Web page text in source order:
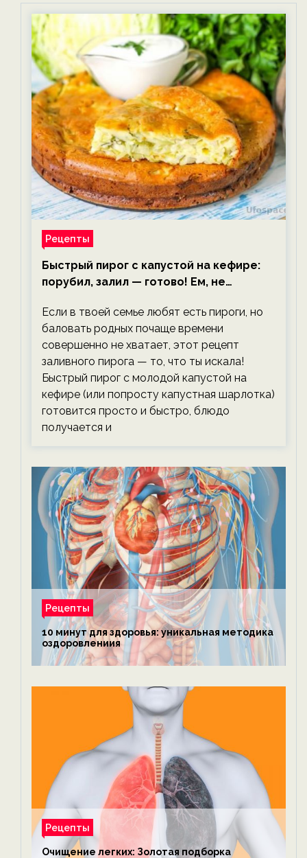
Рецепты
Быстрый пирог с капустой на кефире:
порубил, залил — готово! Ем, не
Если в твоей семье любят есть пироги, но
баловать родных почаще времени
совершенно не хватает, этот рецепт
заливного пирога — то, что ты искала!
Быстрый пирог с молодой капустой на
кефире (или попросту капустная шарлотка)
готовится просто и быстро, блюдо
получается и
Рецепты
10 минут для здоровья: уникальная методика
оздоровлениия
Рецепты
Очищение легких: Золотая подборка